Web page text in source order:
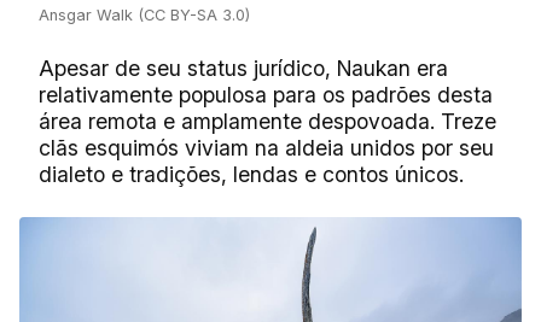
Ansgar Walk (CC BY-SA 3.0)
Apesar de seu status jurídico, Naukan era
relativamente populosa para os padrões desta
área remota e amplamente despovoada. Treze
clãs esquimós viviam na aldeia unidos por seu
dialeto e tradições, lendas e contos únicos.